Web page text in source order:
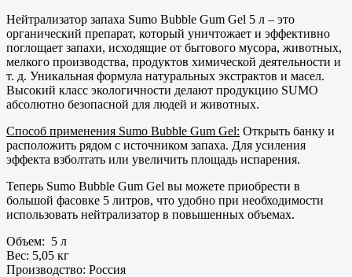
Нейтрализатор запаха Sumo Bubble Gum Gel 5 л – это
органический препарат, который уничтожает и эффективно
поглощает запахи, исходящие от бытового мусора, животных,
мелкого производства, продуктов химической деятельности и
т. д. Уникальная формула натуральных экстрактов и масел.
Высокий класс экологичности делают продукцию SUMO
абсолютно безопасной для людей и животных.
Способ применения Sumo Bubble Gum Gel: Открыть банку и
расположить рядом с источником запаха. Для усиления
эффекта взболтать или увеличить площадь испарения.
Теперь Sumo Bubble Gum Gel вы можете приобрести в
большой фасовке 5 литров, что удобно при необходимости
использовать нейтрализатор в повышенных объемах.
Объем: 5 л
Вес: 5,05 кг
Производство: Россия